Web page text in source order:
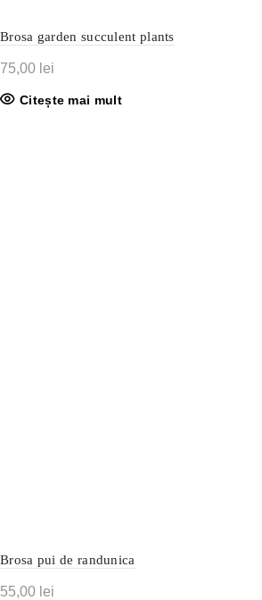
Brosa garden succulent plants
75,00 lei
Citește mai mult
Brosa pui de randunica
55,00 lei